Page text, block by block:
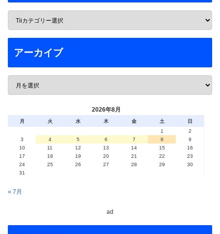
アーカイブ
2026年8月
月 火 水 木 金 土
日
1
2
3
4 5 6 7 8
9
10
11 12 13 14 15
16
17
18 19 20 21 22
23
24
25 26 27 28 29
30
31
« 7月
ad